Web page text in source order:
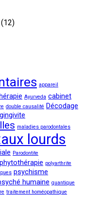
(12)
appareil
Ayurveda cabinet
double causalité Décodage
gingivite
maladies parodontales
lourds
Parodontite
phytothérapie polyarthrite
psychisme
humaine quantique
traitement homéopathique